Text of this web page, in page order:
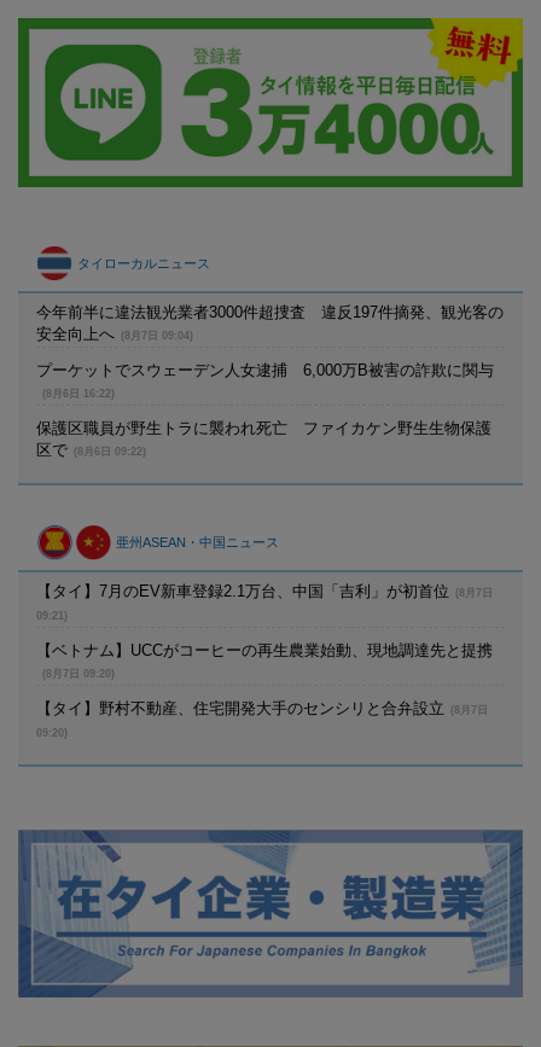
タイローカルニュース
今年前半に違法観光業者3000件超捜査 違反197件摘発、観光客の
安全向上へ
(8月7日 09:04)
プーケットでスウェーデン人女逮捕 6,000万B被害の詐欺に関与
(8月6日 16:22)
保護区職員が野生トラに襲われ死亡 ファイカケン野生生物保護
区で
(8月6日 09:22)
亜州ASEAN・中国ニュース
【タイ】7月のEV新車登録2.1万台、中国「吉利」が初首位
(8月7日
09:21)
【ベトナム】UCCがコーヒーの再生農業始動、現地調達先と提携
(8月7日 09:20)
【タイ】野村不動産、住宅開発大手のセンシリと合弁設立
(8月7日
09:20)